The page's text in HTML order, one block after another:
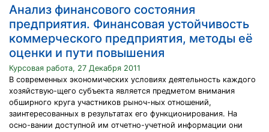
Анализ финансового состояния
предприятия. Финансовая устойчивость
коммерческого предприятия, методы её
оценки и пути повышения
Курсовая работа, 27 Декабря 2011
В современных экономических условиях деятельность каждого
хозяйствую-щего субъекта является предметом внимания
обширного круга участников рыноч-ных отношений,
заинтересованных в результатах его функционирования. На
осно-вании доступной им отчетно-учетной информации они